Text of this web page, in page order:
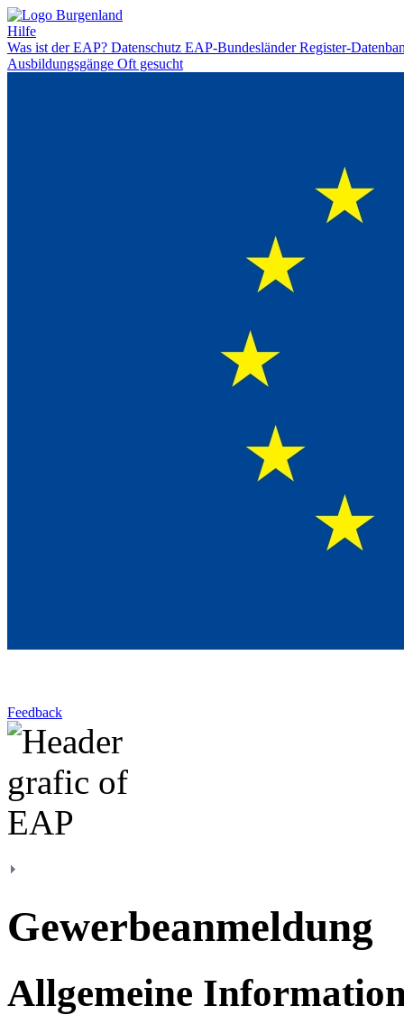
Hilfe
Was ist der EAP? Datenschutz EAP-BundesländerRegister-
Ausbildungsgänge Oft gesucht
Feedback
Gewerbeanmeldung
Allgemeine